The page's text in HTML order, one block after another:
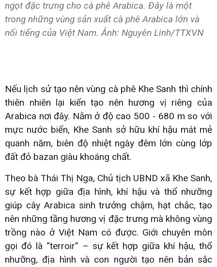
ngọt đặc trưng cho cà phê Arabica. Đây là một
trong những vùng sản xuất cà phê Arabica lớn và
nổi tiếng của Việt Nam. Ảnh: Nguyên Linh/TTXVN
Nếu lịch sử tạo nên vùng cà phê Khe Sanh thì chính
thiên nhiên lại kiến tạo nên hương vị riêng của
Arabica nơi đây. Nằm ở độ cao 500 - 680 m so với
mực nước biển, Khe Sanh sở hữu khí hậu mát mẻ
quanh năm, biên độ nhiệt ngày đêm lớn cùng lớp
đất đỏ bazan giàu khoáng chất.
Theo bà Thái Thị Nga, Chủ tịch UBND xã Khe Sanh,
sự kết hợp giữa địa hình, khí hậu và thổ nhưỡng
giúp cây Arabica sinh trưởng chậm, hạt chắc, tạo
nên những tầng hương vị đặc trưng mà không vùng
trồng nào ở Việt Nam có được. Giới chuyên môn
gọi đó là “terroir” – sự kết hợp giữa khí hậu, thổ
nhưỡng, địa hình và con người tạo nên bản sắc